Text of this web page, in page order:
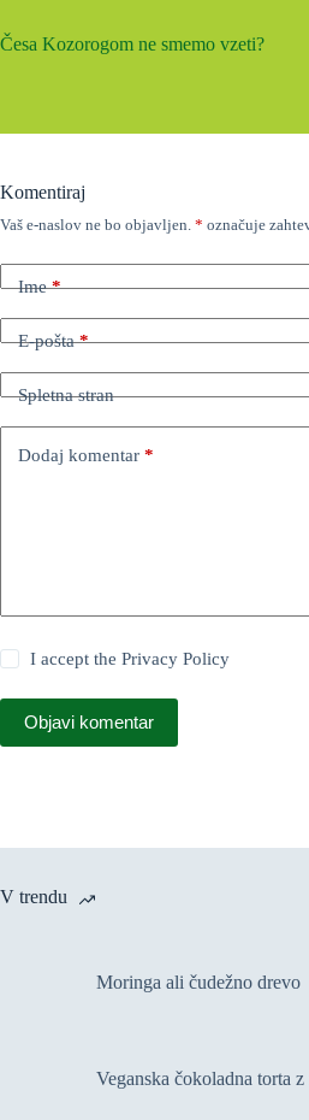
Česa Kozorogom ne smemo vzeti?
Komentiraj
Vaš e-naslov ne bo objavljen. * označuje
Ime*
E-pošta*
Spletna stran
Dodaj komentar *
I accept thePrivacy Policy
Objavi komentar
V trendu
Moringa ali čudežno drevo
Veganska čokoladna torta